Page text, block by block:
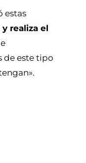
estas
realiza el
de este tipo